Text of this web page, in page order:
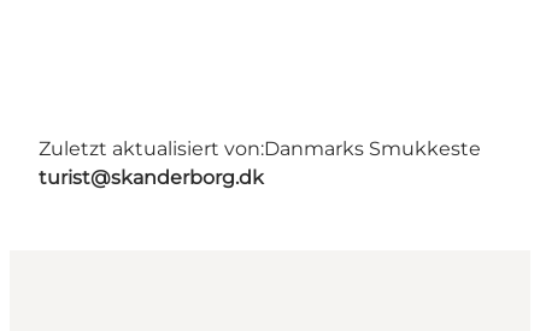
Zuletzt aktualisiert von:Danmarks Smukkeste
turist@skanderborg.dk